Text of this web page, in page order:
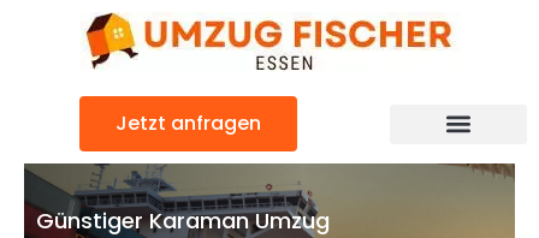
Jetzt anfragen
Günstiger Karaman Umzug